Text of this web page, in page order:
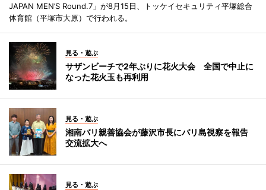
JAPAN MEN’S Round.7」が8月15日、トッケイセキュリティ平塚総合
体育館（平塚市大原）で行われる。
見る・遊ぶ
サザンビーチで2年ぶりに花火大会 全国で中止に
なった花火玉も再利用
見る・遊ぶ
湘南バリ親善協会が藤沢市長にバリ島視察を報告
交流拡大へ
見る・遊ぶ